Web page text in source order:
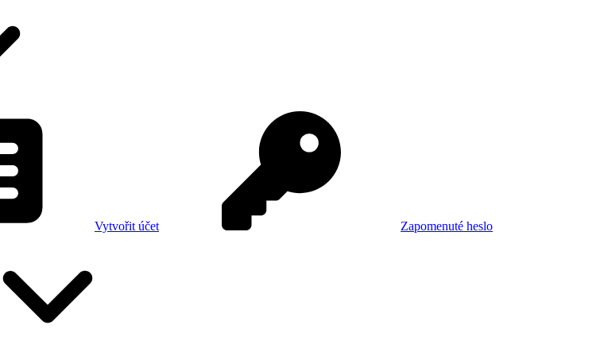
Vytvořit účet Zapomenuté heslo